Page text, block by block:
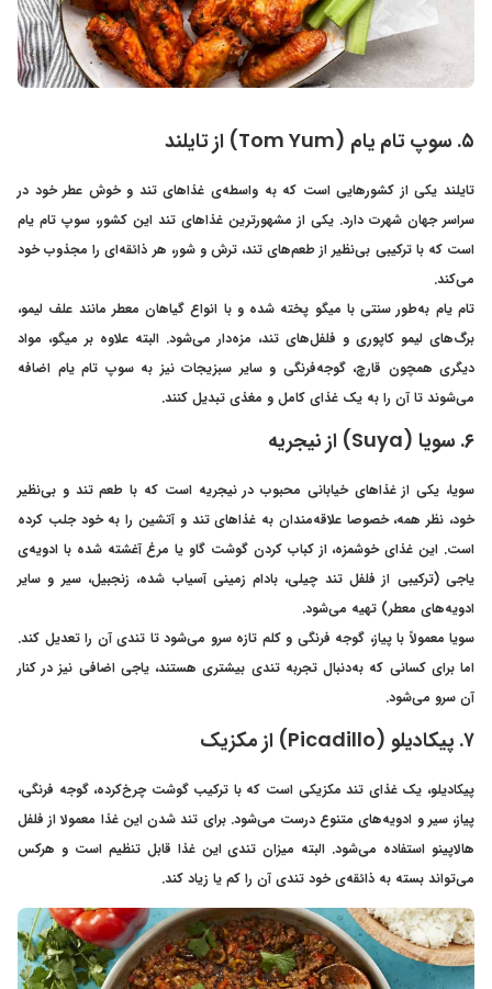
۵. سوپ تام یام (Tom Yum) از تایلند
تایلند یکی از کشورهایی است که به واسطه‌ی غذاهای تند و خوش عطر خود در
سراسر جهان شهرت دارد. یکی از مشهورترین غذاهای تند این کشور، سوپ تام یام
است که با ترکیبی بی‌نظیر از طعم‌های تند، ترش و شور، هر ذائقه‌ای را مجذوب خود
می‌کند.
تام یام به‌طور سنتی با میگو پخته شده و با انواع گیاهان معطر مانند علف لیمو،
برگ‌های لیمو کاپوری و فلفل‌های تند، مزه‌دار می‌شود. البته علاوه بر میگو، مواد
دیگری همچون قارچ، گوجه‌فرنگی و سایر سبزیجات نیز به سوپ تام یام اضافه
می‌شوند تا آن را به یک غذای کامل و مغذی تبدیل کنند.
۶. سویا (Suya) از نیجریه
سویا، یکی از غذاهای خیابانی محبوب در نیجریه است که با طعم تند و بی‌نظیر
خود، نظر همه، خصوصا علاقه‌مندان به غذاهای تند و آتشین را به خود جلب کرده
است. این غذای خوشمزه‌، از کباب کردن گوشت گاو یا مرغ آغشته شده با ادویه‌‌ی
یاجی (ترکیبی از فلفل‌ تند چیلی، بادام زمینی آسیاب شده، زنجبیل، سیر و سایر
ادویه‌های معطر) تهیه می‌شود.
سویا معمولاً با پیاز، گوجه فرنگی و کلم تازه سرو می‌شود تا تندی آن را تعدیل کند.
اما برای کسانی که به‌دنبال تجربه تندی بیشتری هستند، یاجی اضافی نیز در کنار
آن سرو می‌شود.
۷. پیکادیلو (Picadillo) از مکزیک
پیکادیلو، یک غذای تند مکزیکی است که با ترکیب گوشت چرخ‌کرده، گوجه فرنگی،
پیاز، سیر و ادویه‌های متنوع درست می‌شود. برای تند شدن این غذا معمولا از فلفل
هالاپینو استفاده می‌شود. البته میزان تندی این غذا قابل تنظیم است و هرکس
می‌تواند بسته به ذائقه‌ی خود تندی آن را کم یا زیاد کند.